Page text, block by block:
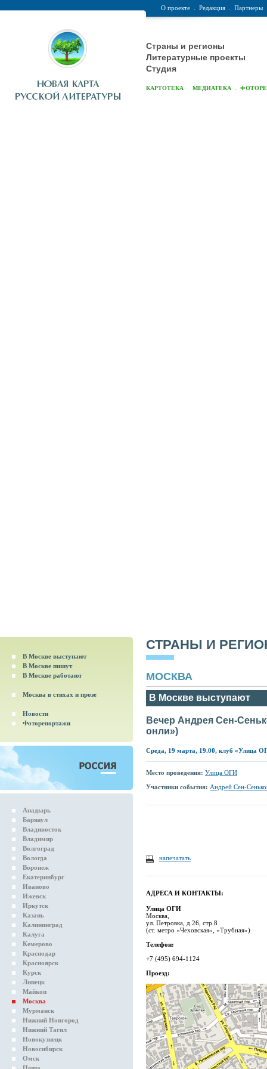
О проекте Редакция Партнеры
Страны и регионы
Литературные проекты
Студия
КАРТОТЕКА МЕДИАТЕКА
В Москве выступают
В Москве пишут
В Москве работают
Москва в стихах и прозе
Новости
Фоторепортажи
Анадырь
Барнаул
Владивосток
Владимир
Волгоград
Вологда
Воронеж
Екатеринбург
Иваново
Ижевск
Иркутск
Казань
Калининград
Калуга
Кемерово
Краснодар
Красноярск
Курск
Липецк
Майкоп
Москва
Мурманск
Нижний Новгород
Нижний Тагил
Новокузнецк
Новосибирск
Омск
СТРАНЫ И
МОСКВА
В Москве выступают
Вечер Андрея Сен-
онли»)
Среда, 19 марта, 19.00, клуб «Улица
Место проведения: Улица ОГИ
Участники события: Андрей Сен-
напечатать
АДРЕСА И КОНТАКТЫ:
Улица ОГИ
Москва,
ул. Петровка, д.26, стр.8
(ст. метро «Чеховская», «Трубная»)
Телефон:
+7 (495) 694-1124
Проезд: